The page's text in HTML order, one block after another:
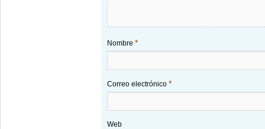
Nombre *
Correo electrónico *
Web